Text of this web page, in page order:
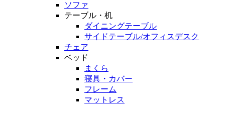
ソファ
テーブル・机
ダイニングテーブル
サイドテーブル/オフィスデスク
チェア
ベッド
まくら
寝具・カバー
フレーム
マットレス